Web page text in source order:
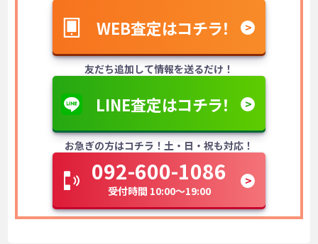
WEB査定はコチラ！
友だち追加して情報を送るだけ！
LINE査定はコチラ！
お急ぎの方はコチラ！土・日・祝も対応！
092-600-1086
受付時間 10:00～19:00